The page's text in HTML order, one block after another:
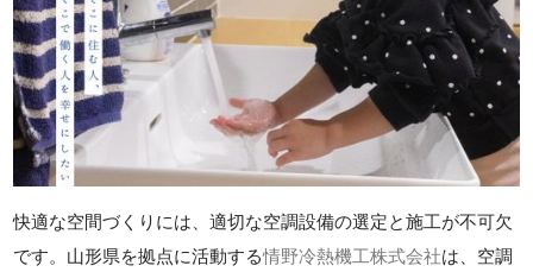
快適な空間づくりには、適切な空調設備の選定と施工が不可欠
です。山形県を拠点に活動する情野冷熱機工株式会社は、空調